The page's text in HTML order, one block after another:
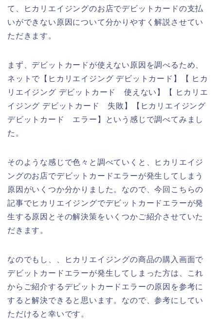
て、ヒカリエイジングのお店でデビットカードの支払
いができない原因について分かりやすく解説させてい
ただきます。
まず、デビットカードが使えない原因を調べるため、
ネットで【ヒカリエイジング デビットカード】【 ヒカ
リエイジング デビットカード 使えない】【 ヒカリエ
イジング デビットカード 失敗】【ヒカリエイジング
デビットカード エラー】という感じで調べてみまし
た。
そのような感じで色々と調べていくと、ヒカリエイジ
ングのお店でデビットカードエラーが発生してしまう
原因がいくつか分かりました。なので、今回こちらの
記事でヒカリエイジングでデビットカードエラーが発
生する原因とその解決策をいくつかご紹介させていた
だきます。
なのでもし、、ヒカリエイジングの商品の購入画面で
デビットカードエラーが発生してしまった方は、これ
からご紹介するデビットカードエラーの原因を参考に
すると解決できると思います。なので、参考にしてい
ただけると幸いです。